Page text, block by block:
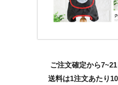
ご注文確定から
送料は1注文あたり